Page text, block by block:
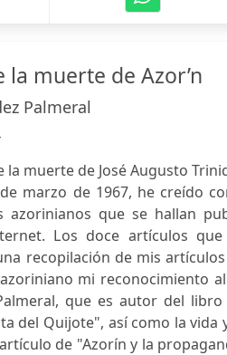
muerte de Azor’n
Palmeral
muerte de José Augusto
marzo de 1967, he creído
que se hallan
Los doce artículos
recopilación de mis
mi reconocimiento
que es autor del
del Quijote", así como la vida
de "Azorín y la